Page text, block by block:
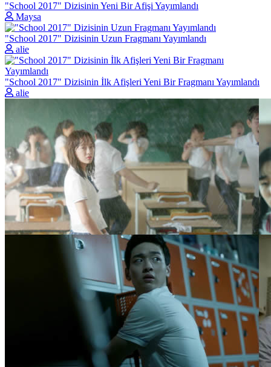
"School 2017" Dizisinin Yeni Bir Afişi Yayımlandı
Maysa
"School 2017" Dizisinin Uzun Fragmanı Yayımlandı
alie
"School 2017" Dizisinin İlk Afişleri Yeni Bir Fragmanı Yayımlandı
alie